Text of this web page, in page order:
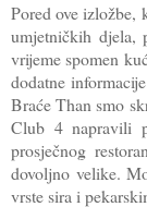
Pored ove izložbe,
umjetničkih djela,
vrijeme spomen
dodatne
Braće Than smo
Club 4 napravili
prosječnog
dovoljno velike.
vrste sira i